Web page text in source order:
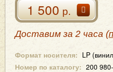
1 500р.
Доставим за 2 часа (
Формат носителя: LP
Номер по каталогу: 200